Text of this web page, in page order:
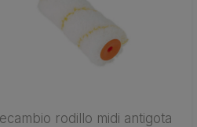
rodillo midi antigota